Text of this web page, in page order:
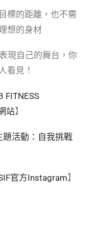
標的距離，也不需
想的身材
現自己的舞台，你
看見！
FITNESS
站】
題活動：自我挑戰
官方Instagram】